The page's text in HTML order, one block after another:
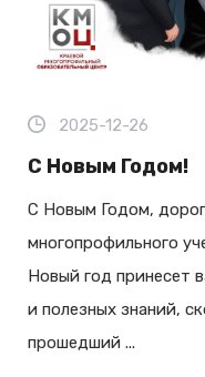
2025-12-26
С Новым Годом!
С Новым Годом,
многопрофильного
Новый год принесет
и полезных знаний,
прошедший ...